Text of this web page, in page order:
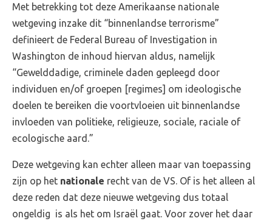
Met betrekking tot deze Amerikaanse nationale
wetgeving inzake dit “binnenlandse terrorisme”
definieert de Federal Bureau of Investigation in
Washington de inhoud hiervan aldus, namelijk
“Gewelddadige, criminele daden gepleegd door
individuen en/of groepen [regimes] om ideologische
doelen te bereiken die voortvloeien uit binnenlandse
invloeden van politieke, religieuze, sociale, raciale of
ecologische aard.”
Deze wetgeving kan echter alleen maar van toepassing
zijn op het nationale recht van de VS. Of is het alleen al
deze reden dat deze nieuwe wetgeving dus totaal
ongeldig is als het om Israël gaat. Voor zover het daar